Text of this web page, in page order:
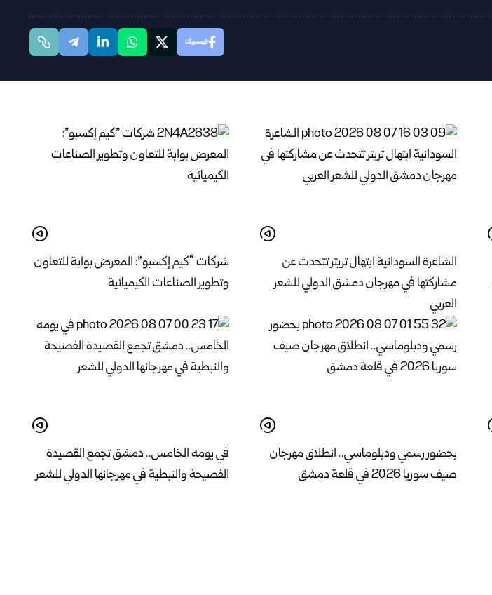
فيسبوك
الشاعرة السودانية ابتهال تريتر تتحدث عن
مشاركتها في مهرجان دمشق الدولي للشعر
العربي
شركات “كيم إكسبو”: المعرض بوابة للتعاون
وتطوير الصناعات الكيميائية
بحضور رسمي ودبلوماسي.. انطلاق مهرجان
صيف سوريا 2026 في قلعة دمشق
في يومه الخامس.. دمشق تجمع القصيدة
الفصيحة والنبطية في مهرجانها الدولي للشعر